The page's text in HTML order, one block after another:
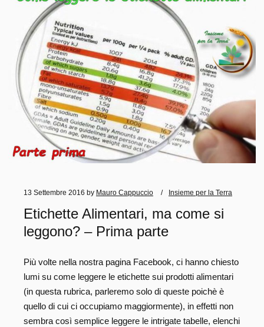
13 Settembre 2016 by Mauro Cappuccio Insieme per la Terra
Etichette Alimentari, ma come si
leggono? – Prima parte
Più volte nella nostra pagina Facebook, ci hanno chiesto
lumi su come leggere le etichette sui prodotti alimentari
(in questa rubrica, parleremo solo di queste poichè è
quello di cui ci occupiamo maggiormente), in effetti non
sembra così semplice leggere le intrigate tabelle, elenchi